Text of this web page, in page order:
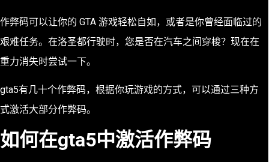
作弊码可以让你的 GTA 游戏轻松自如，或者是你曾经面临过的
艰难任务。在洛圣都行驶时，您是否在汽车之间穿梭？现在在
重力消失时尝试一下。
gta5有几十个作弊码，根据你玩游戏的方式，可以通过三种方
式激活大部分作弊码。
如何在gta5中激活作弊码